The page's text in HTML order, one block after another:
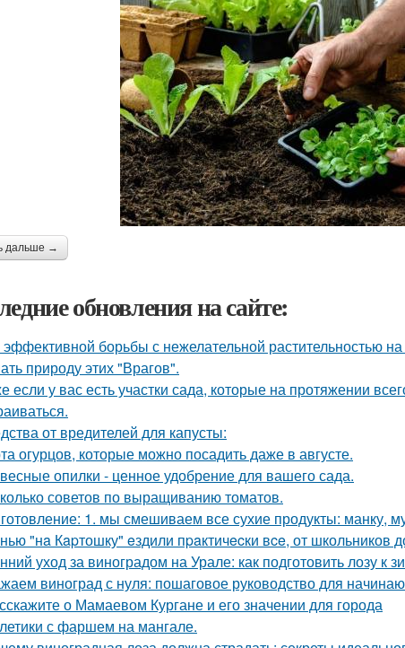
дальше →
обновления на сайте:
борьбы с нежелательной растительностью
природу этих "Врагов".
если у вас есть участки сада, которые на протяжении
от вредителей для капусты:
огурцов, которые можно посадить даже в августе.
опилки - ценное удобрение для вашего сада.
советов по выращиванию томатов.
1. мы смешиваем все сухие продукты: манку,
"нa Кapтошку" eздили пpaктичecки вce, от школьников
уход за виноградом на Урале: как подготовить лозу к
виноград с нуля: пошаговое руководство для
о Мамаевом Кургане и его значении для города
с фаршем на мангале.